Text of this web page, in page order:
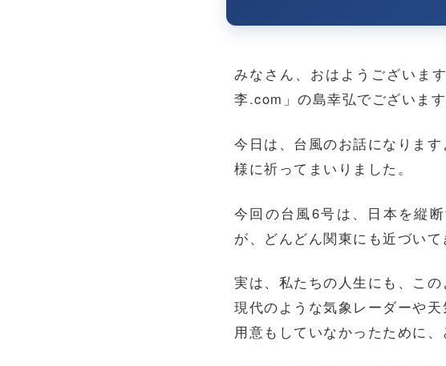
みなさん、おはようございま
李.com」の島幸弘でございま
今日は、台風のお話になりま
様に祈ってまいりました。
今回の台風6号は、日本を縦
が、どんどん関東にも近づいて
実は、私たちの人生にも、こ
現代のような気象レーダーや
用意もしていなかったために